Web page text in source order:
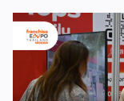
สัมผัส คุณสิทธิชัย ทิ
Commercial
จำกัด พูคุยถึงเส้นทา
บะหมี่เกี๊ยว” หลังอยู่
โอกาสในตลาดอาเ
ตลาดในฟิลิปปินส์ คุ